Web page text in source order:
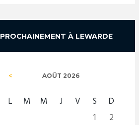
PROCHAINEMENT À LEWARDE
AOÛT 2026
L M M J V S
D
1
2